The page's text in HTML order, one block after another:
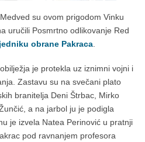
su ovom prigodom Vinku
uručili Posmrtno odlikovanje Red
obrane Pakraca.
je protekla uz iznimni vojni i
Zastavu su na svečani plato
branitelja Deni Štrbac, Mirko
a na jarbol ju je podigla
je izvela Natea Perinović u pratnji
pod ravnanjem profesora